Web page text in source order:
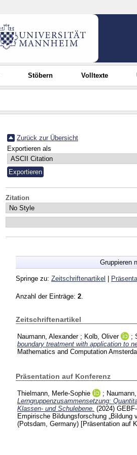
Stöbern Volltexte
Zurück zur Übersicht
Exportieren als
Zitation
Gruppieren
Springe zu: Zeitschriftenartikel
Anzahl der Einträge: 2
Zeitschriftenartikel
Naumann, Alexander; Kolb, Oliver ;
boundary treatment with application to
Mathematics and Computation
Präsentation auf Konferenz
Thielmann, Merle-Sophie ;
Lerngruppenzusammensetzung:
Klassen- und Schulebene. (2024)
Empirische Bildungs­forschung
(Potsdam, Germany) [Präsentation auf